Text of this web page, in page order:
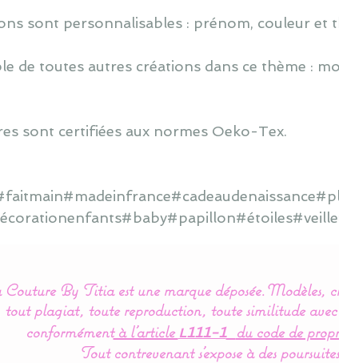
sont personnalisables : prénom, couleur et
de toutes autres créations dans ce thème :
sont certifiées aux normes Oeko-Tex.
By Titia est une marque déposée. Modèles,
plagiat, toute reproduction, toute similitude avec
conformémentà l’article L111-1
du code de
Tout contrevenant s'expose à des